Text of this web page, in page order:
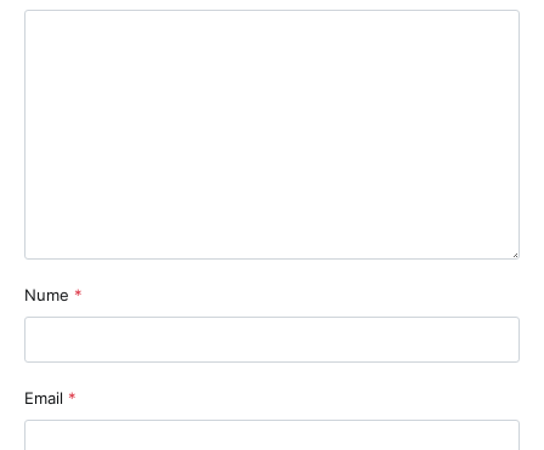
Nume *
Email *